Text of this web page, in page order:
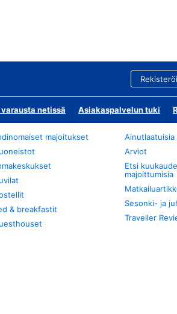
netissä Asiakaspalvelun tuki
majoitukset
& breakfastit
Ainutlaatuisia
Arviot
Etsi
majoittumisia
Sesonki- ja
Traveller